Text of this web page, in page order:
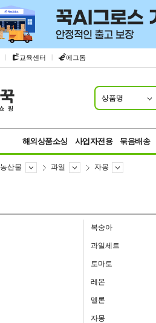
| 교육센터 | 에그돔
상품명
해외상품소싱 사업자전용 묶음배송
농산물 과일 자몽
복숭아
과일세트
토마토
레몬
멜론
자몽